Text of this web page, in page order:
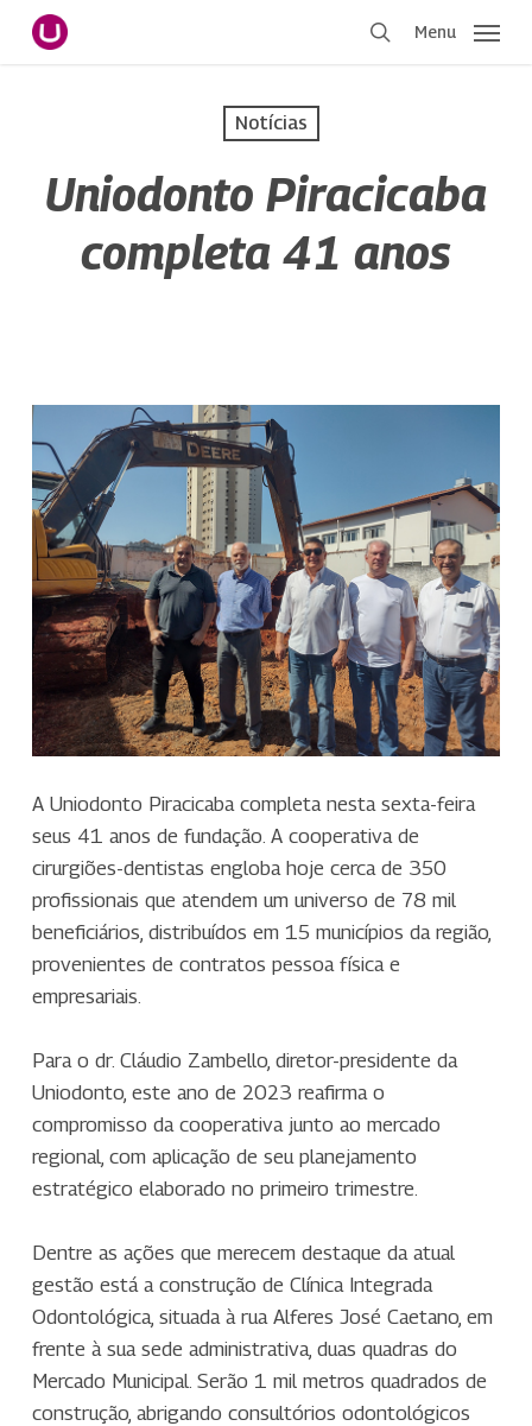
Pular
para
Menu
Notícias
Uniodonto Piracicaba
completa 41 anos
A Uniodonto Piracicaba completa nesta sexta-feira
seus 41 anos de fundação. A cooperativa de
cirurgiões-dentistas engloba hoje cerca de 350
profissionais que atendem um universo de 78 mil
beneficiários, distribuídos em 15 municípios da região,
provenientes de contratos pessoa física e
empresariais.
Para o dr. Cláudio Zambello, diretor-presidente da
Uniodonto, este ano de 2023 reafirma o
compromisso da cooperativa junto ao mercado
regional, com aplicação de seu planejamento
estratégico elaborado no primeiro trimestre.
Dentre as ações que merecem destaque da atual
gestão está a construção de Clínica Integrada
Odontológica, situada à rua Alferes José Caetano, em
frente à sua sede administrativa, duas quadras do
Mercado Municipal. Serão 1 mil metros quadrados de
construção, abrigando consultórios odontológicos